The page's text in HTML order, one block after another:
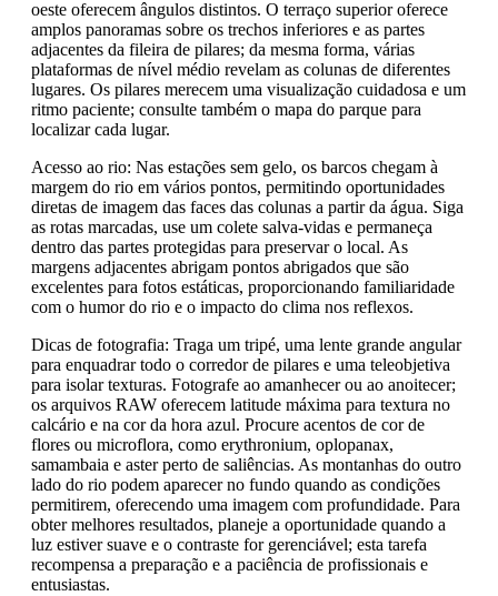
oeste oferecem ângulos distintos. O terraço superior oferece
amplos panoramas sobre os trechos inferiores e as partes
adjacentes da fileira de pilares; da mesma forma, várias
plataformas de nível médio revelam as colunas de diferentes
lugares. Os pilares merecem uma visualização cuidadosa e um
ritmo paciente; consulte também o mapa do parque para
localizar cada lugar.
Acesso ao rio: Nas estações sem gelo, os barcos chegam à
margem do rio em vários pontos, permitindo oportunidades
diretas de imagem das faces das colunas a partir da água. Siga
as rotas marcadas, use um colete salva-vidas e permaneça
dentro das partes protegidas para preservar o local. As
margens adjacentes abrigam pontos abrigados que são
excelentes para fotos estáticas, proporcionando familiaridade
com o humor do rio e o impacto do clima nos reflexos.
Dicas de fotografia: Traga um tripé, uma lente grande angular
para enquadrar todo o corredor de pilares e uma teleobjetiva
para isolar texturas. Fotografe ao amanhecer ou ao anoitecer;
os arquivos RAW oferecem latitude máxima para textura no
calcário e na cor da hora azul. Procure acentos de cor de
flores ou microflora, como erythronium, oplopanax,
samambaia e aster perto de saliências. As montanhas do outro
lado do rio podem aparecer no fundo quando as condições
permitirem, oferecendo uma imagem com profundidade. Para
obter melhores resultados, planeje a oportunidade quando a
luz estiver suave e o contraste for gerenciável; esta tarefa
recompensa a preparação e a paciência de profissionais e
entusiastas.